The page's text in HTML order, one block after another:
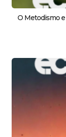
O Metodismo e